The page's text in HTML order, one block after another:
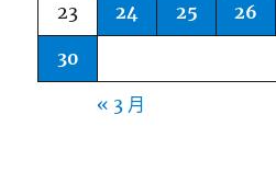
23 24 25 26
30
« 3 月